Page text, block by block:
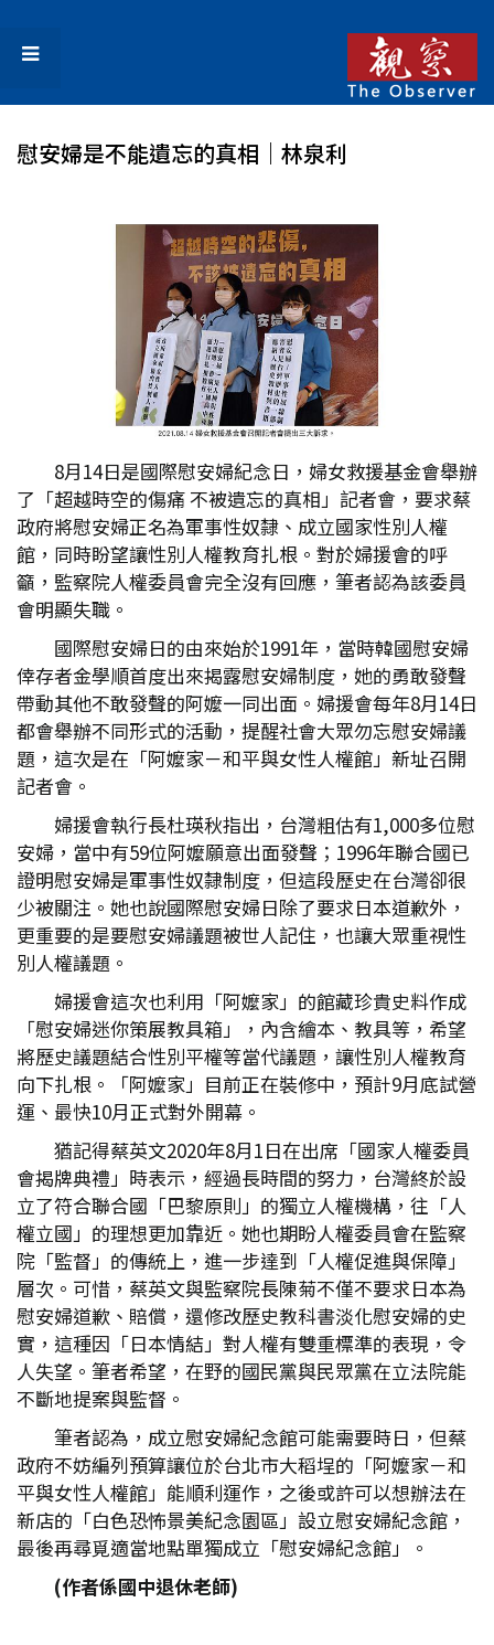
慰安婦是不能遺忘的真相｜林泉利
8月14日是國際慰安婦紀念日，婦女救援基金會舉辦
了「超越時空的傷痛 不被遺忘的真相」記者會，要求蔡
政府將慰安婦正名為軍事性奴隸、成立國家性別人權
館，同時盼望讓性別人權教育扎根。對於婦援會的呼
籲，監察院人權委員會完全沒有回應，筆者認為該委員
會明顯失職。
國際慰安婦日的由來始於1991年，當時韓國慰安婦
倖存者金學順首度出來揭露慰安婦制度，她的勇敢發聲
帶動其他不敢發聲的阿嬤一同出面。婦援會每年8月14日
都會舉辦不同形式的活動，提醒社會大眾勿忘慰安婦議
題，這次是在「阿嬤家－和平與女性人權館」新址召開
記者會。
婦援會執行長杜瑛秋指出，台灣粗估有1,000多位慰
安婦，當中有59位阿嬤願意出面發聲；1996年聯合國已
證明慰安婦是軍事性奴隸制度，但這段歷史在台灣卻很
少被關注。她也說國際慰安婦日除了要求日本道歉外，
更重要的是要慰安婦議題被世人記住，也讓大眾重視性
別人權議題。
婦援會這次也利用「阿嬤家」的館藏珍貴史料作成
「慰安婦迷你策展教具箱」，內含繪本、教具等，希望
將歷史議題結合性別平權等當代議題，讓性別人權教育
向下扎根。「阿嬤家」目前正在裝修中，預計9月底試營
運、最快10月正式對外開幕。
猶記得蔡英文2020年8月1日在出席「國家人權委員
會揭牌典禮」時表示，經過長時間的努力，台灣終於設
立了符合聯合國「巴黎原則」的獨立人權機構，往「人
權立國」的理想更加靠近。她也期盼人權委員會在監察
院「監督」的傳統上，進一步達到「人權促進與保障」
層次。可惜，蔡英文與監察院長陳菊不僅不要求日本為
慰安婦道歉、賠償，還修改歷史教科書淡化慰安婦的史
實，這種因「日本情結」對人權有雙重標準的表現，令
人失望。筆者希望，在野的國民黨與民眾黨在立法院能
不斷地提案與監督。
筆者認為，成立慰安婦紀念館可能需要時日，但蔡
政府不妨編列預算讓位於台北市大稻埕的「阿嬤家－和
平與女性人權館」能順利運作，之後或許可以想辦法在
新店的「白色恐怖景美紀念園區」設立慰安婦紀念館，
最後再尋覓適當地點單獨成立「慰安婦紀念館」。
(作者係國中退休老師)